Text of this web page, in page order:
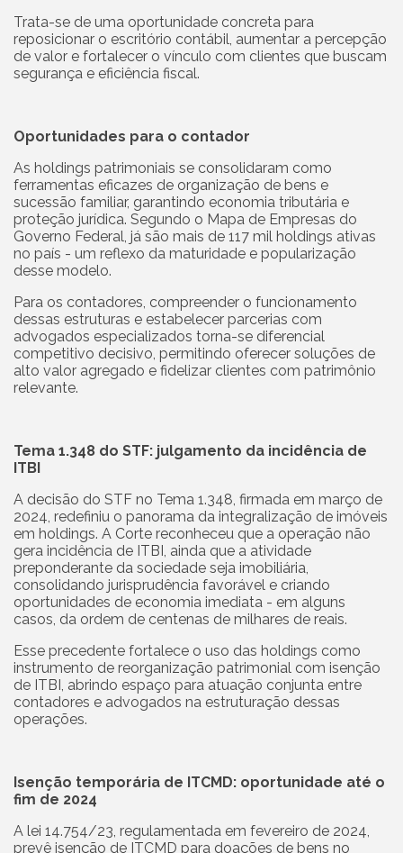
Trata-se de uma oportunidade concreta para
reposicionar o escritório contábil, aumentar a percepção
de valor e fortalecer o vínculo com clientes que buscam
segurança e eficiência fiscal.
Oportunidades para o contador
As holdings patrimoniais se consolidaram como
ferramentas eficazes de organização de bens e
sucessão familiar, garantindo economia tributária e
proteção jurídica. Segundo o Mapa de Empresas do
Governo Federal, já são mais de 117 mil holdings ativas
no país - um reflexo da maturidade e popularização
desse modelo.
Para os contadores, compreender o funcionamento
dessas estruturas e estabelecer parcerias com
advogados especializados torna-se diferencial
competitivo decisivo, permitindo oferecer soluções de
alto valor agregado e fidelizar clientes com patrimônio
relevante.
Tema 1.348 do STF: julgamento da incidência de
ITBI
A decisão do STF no Tema 1.348, firmada em março de
2024, redefiniu o panorama da integralização de imóveis
em holdings. A Corte reconheceu que a operação não
gera incidência de ITBI, ainda que a atividade
preponderante da sociedade seja imobiliária,
consolidando jurisprudência favorável e criando
oportunidades de economia imediata - em alguns
casos, da ordem de centenas de milhares de reais.
Esse precedente fortalece o uso das holdings como
instrumento de reorganização patrimonial com isenção
de ITBI, abrindo espaço para atuação conjunta entre
contadores e advogados na estruturação dessas
operações.
Isenção temporária de ITCMD: oportunidade até o
fim de 2024
A lei 14.754/23, regulamentada em fevereiro de 2024,
prevê isenção de ITCMD para doações de bens no